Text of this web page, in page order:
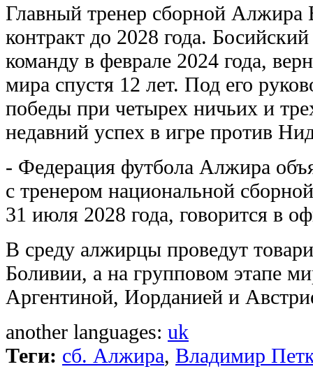
Главный тренер сборной
контракт до 2028 года.
команду в феврале 2024 года,
мира спустя 12 лет. Под его
победы при четырех ничьих и
недавний успех в игре против
- Федерация футбола Алжира
с тренером национальной
31 июля 2028 года, говорится в
В среду алжирцы проведут
Боливии, а на групповом этапе
Аргентиной, Иорданией и
another languages: uk
Теги: сб. Алжира, Владимир